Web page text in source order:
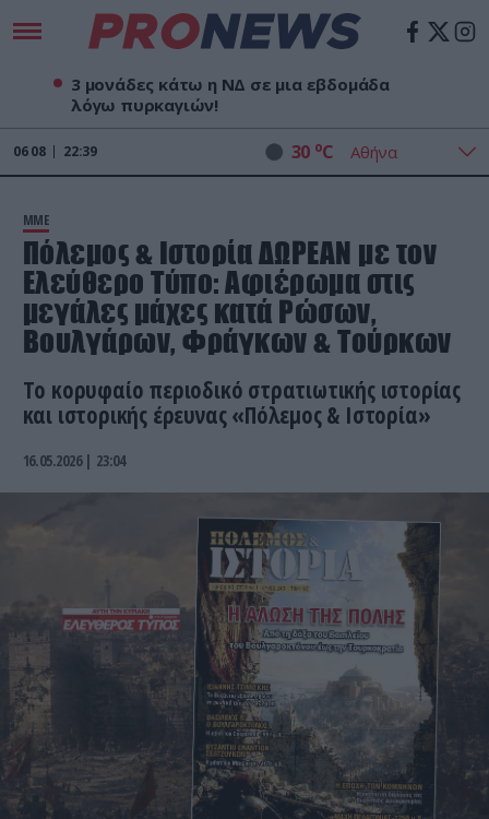
3 μονάδες κάτω η ΝΔ σε μια εβδομάδα
λόγω πυρκαγιών!
06 08 22:39 30 oC
ΜΜΕ
Πόλεμος & Ιστορία ΔΩΡΕΑΝ με τον
Ελεύθερο Τύπο: Αφιέρωμα στις
μεγάλες μάχες κατά Ρώσων,
Βουλγάρων, Φράγκων & Τούρκων
Tο κορυφαίο περιοδικό στρατιωτικής ιστορίας
και ιστορικής έρευνας «Πόλεμος & Ιστορία»
16.05.2026 | 23:04